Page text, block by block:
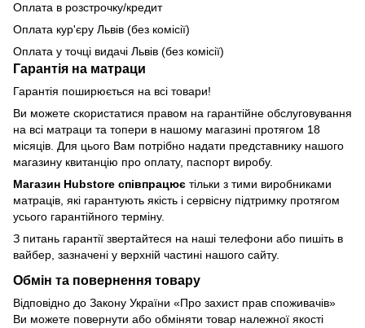
Оплата в розстрочку/кредит
Оплата кур'єру Львів (без комісії)
Оплата у точці видачі Львів (без комісії)
Гарантія на матраци
Гарантія поширюється на всі товари!
Ви можете скористатися правом на гарантійне обслуговування
на всі матраци та топери в нашому магазині протягом 18
місяців. Для цього Вам потрібно надати представнику нашого
магазину квитанцію про оплату, паспорт виробу.
Магазин Hubstore співпрацює тільки з тими виробниками
матраців, які гарантують якість і сервісну підтримку протягом
усього гарантійного терміну.
З питань гарантії звертайтеся на наші телефони або пишіть в
вайбер, зазначені у верхній частині нашого сайту.
Обмін та повернення товару
Відповідно до Закону України «Про захист прав споживачів»
Ви можете повернути або обміняти товар належної якості